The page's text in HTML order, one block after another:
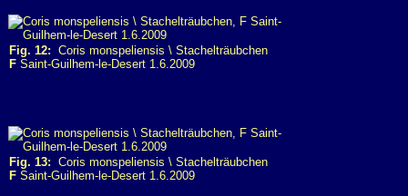
Fig. 12: Coris monspeliensis \ Stachelträubchen
F Saint-Guilhem-le-Desert 1.6.2009
Fig. 13: Coris monspeliensis \ Stachelträubchen
F Saint-Guilhem-le-Desert 1.6.2009